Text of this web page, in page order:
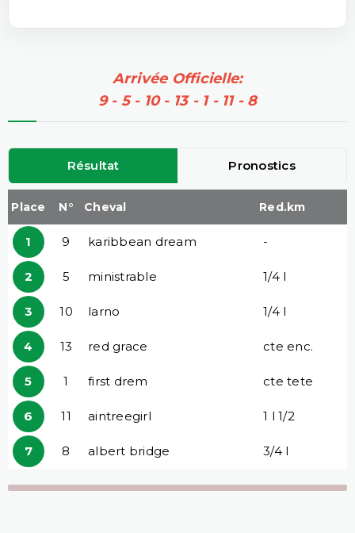
Arrivée Officielle:
9 - 5 - 10 - 13 - 1 - 11 - 8
Résultat Pronostics
Place N° Cheval Red.km
1 9 karibbean dream -
2 5 ministrable 1/4 l
3 10 larno 1/4 l
4 13 red grace cte enc.
5 1 first drem cte tete
6 11 aintreegirl 1 l 1/2
7 8 albert bridge 3/4 l